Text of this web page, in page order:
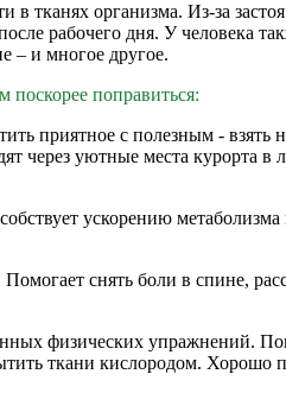
тканях организма. Из-за
рабочего дня. У человека
– и многое другое.
поправиться:
приятное с полезным - взять
через уютные места курорта в
ускорению
снять боли в спине,
физических упражнений.
ткани кислородом. Хорошо